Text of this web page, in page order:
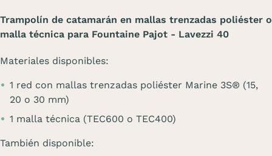
Trampolín de catamarán en mallas trenzadas poliéster o
malla técnica para Fountaine Pajot - Lavezzi 40
Materiales disponibles:
1 red con mallas trenzadas poliéster Marine 3S® (15,
20 o 30 mm)
1 malla técnica (TEC600 o TEC400)
También disponible: